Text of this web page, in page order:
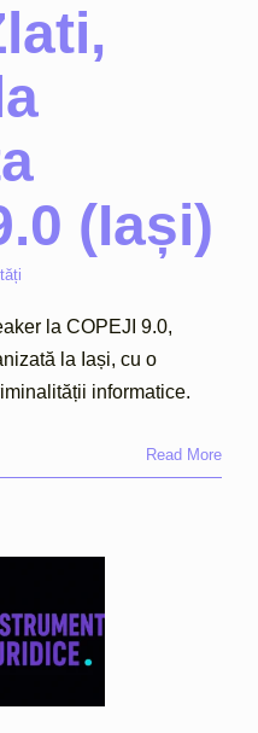
(Iași)
la COPEJI 9.0,
la Iași, cu o
informatice.
Read More